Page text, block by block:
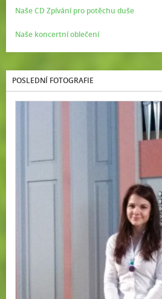
Naše CD Zpívání pro potěchu duše
Naše koncertní oblečení
POSLEDNÍ FOTOGRAFIE